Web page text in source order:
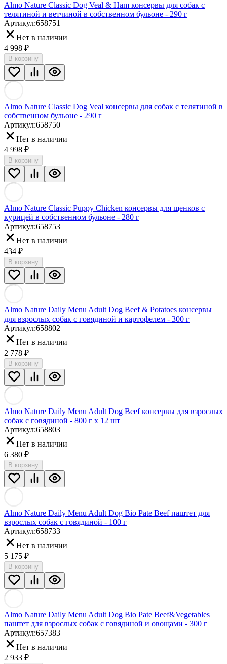
Almo Nature Classic Dog Veal & Ham консервы для собак с
телятиной и ветчиной в собственном бульоне - 290 г
Артикул:658751
Нет в наличии
4 998 ₽
В корзину
Almo Nature Classic Dog Veal консервы для собак с телятиной в
собственном бульоне - 290 г
Артикул:658750
Нет в наличии
4 998 ₽
В корзину
Almo Nature Classic Puppy Chicken консервы для щенков с
курицей в собственном бульоне - 280 г
Артикул:658753
Нет в наличии
434 ₽
В корзину
Almo Nature Daily Menu Adult Dog Beef & Potatoes консервы
для взрослых собак с говядиной и картофелем - 300 г
Артикул:658802
Нет в наличии
2 778 ₽
В корзину
Almo Nature Daily Menu Adult Dog Beef консервы для взрослых
собак с говядиной - 800 г х 12 шт
Артикул:658803
Нет в наличии
6 380 ₽
В корзину
Almo Nature Daily Menu Adult Dog Bio Pate Beef паштет для
взрослых собак с говядиной - 100 г
Артикул:658733
Нет в наличии
5 175 ₽
В корзину
Almo Nature Daily Menu Adult Dog Bio Pate Beef&Vegetables
паштет для взрослых собак с говядиной и овощами - 300 г
Артикул:657383
Нет в наличии
2 933 ₽